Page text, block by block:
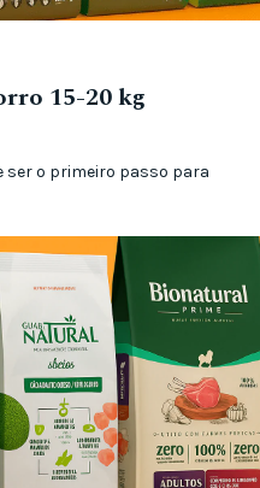
15-20 kg
ser o primeiro passo para